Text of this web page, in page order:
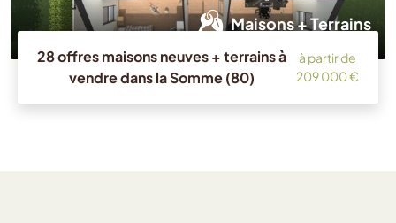
Maisons + Terrains
28 offres maisons neuves + terrains à
vendre dans la Somme (80)
à partir de
209 000 €